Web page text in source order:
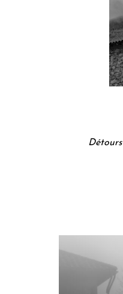
Détours